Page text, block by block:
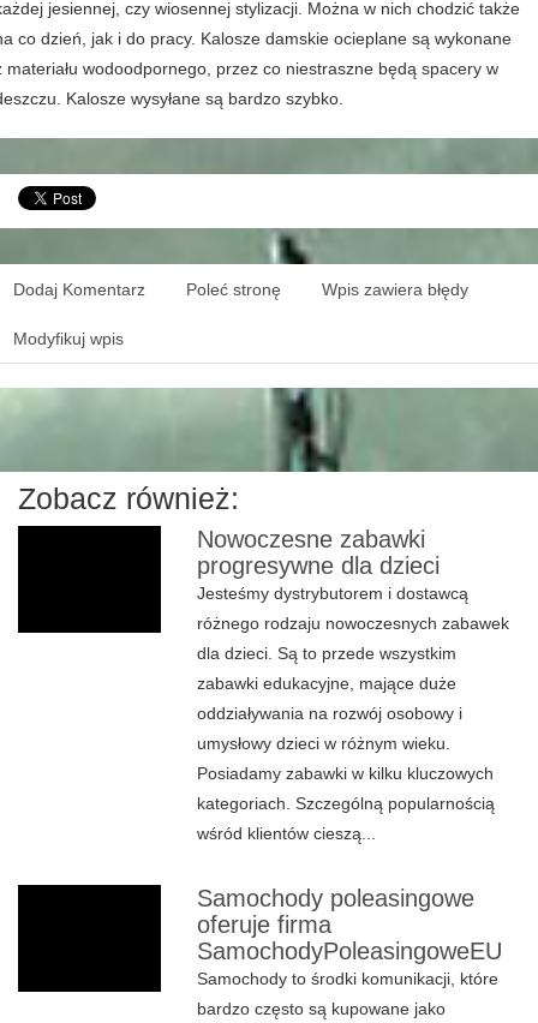
jesiennej, czy wiosennej stylizacji. Można w nich chodzić także
co dzień, jak i do pracy. Kalosze damskie ocieplane są wykonane
materiału wodoodpornego, przez co niestraszne będą spacery w
Kalosze wysyłane są bardzo szybko.
Dodaj Komentarz Poleć stronę Wpis zawiera błędy
Modyfikuj wpis
Zobacz również:
Nowoczesne zabawki
progresywne dla dzieci
Jesteśmy dystrybutorem i dostawcą
różnego rodzaju nowoczesnych zabawek
dla dzieci. Są to przede wszystkim
zabawki edukacyjne, mające duże
oddziaływania na rozwój osobowy i
umysłowy dzieci w różnym wieku.
Posiadamy zabawki w kilku kluczowych
kategoriach. Szczególną popularnością
wśród klientów cieszą...
Samochody poleasingowe
oferuje firma
SamochodyPoleasingoweEU
Samochody to środki komunikacji, które
bardzo często są kupowane jako